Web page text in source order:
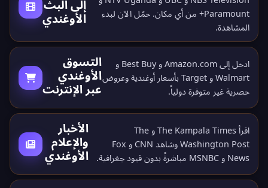
إلى البث
الأوغندي
Paramount+ من أي مكان.
حمّل الآن لبدء
المشاهدة.
التسوق
الأوغندي
عبر الإنترنت
ادخل إلى Amazon.com و Best Buy و
Walmart و Target بأسعار أوغندية وعروض
حصرية غير متوفرة دولياً.
الأخبار
والإعلام
الأوغندي
اقرأ The Kampala Times و The
Washington Post وشاهد CNN و Fox
News و MSNBC مباشرةً بدون قيود جغرافية.